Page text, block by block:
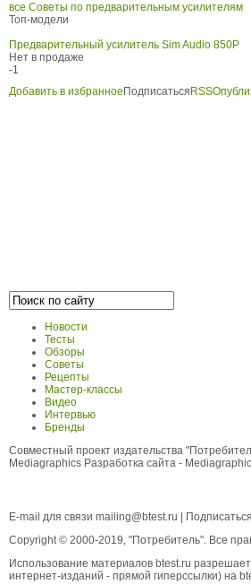
все Советы по предварительным усилителям
Топ-модели
Предварительный усилитель Sim Audio 850P
Нет в продаже
-1
Добавить в избранное Подписаться RSS
Новости
Тесты
Обзоры
Советы
Рецепты
Мастер-классы
Видео
Интервью
Бренды
Совместный проект издательства
Mediagraphics Разработка сайта -
E-mail для связи mailing@btest.ru
Copyright © 2000-2019, "Потребитель". Все
Использование материалов btest.ru
интернет-изданий - прямой гиперссылки) на